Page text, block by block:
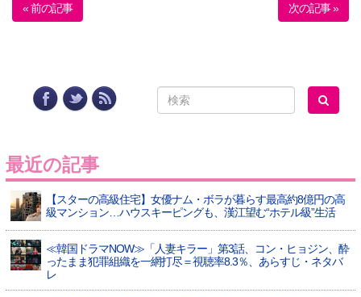
« 前の記事 次の記事 »
最近の記事
【スターの高級住宅】女優ナム・ボラが暮らす最高約8億円の高
級マンション…ハウスキーピングも、漢江望む“ホテル級”生活
≪韓国ドラマNOW≫「人妻キラー」第3話、コン・ヒョジン、酔
ったまま犯罪組織を一網打尽＝視聴率8.3％、あらすじ・ネタバ
レ